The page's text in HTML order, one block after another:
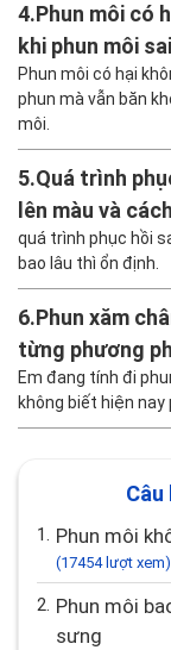
4.Phun môi có
khi phun môi
Phun môi có hại
phun mà vẫn băn
môi.
5.Quá trình
lên màu và
quá trình phục hồi
bao lâu thì ổn định.
6.Phun xăm
từng phương
Em đang tính đi
không biết hiện nay
1. Phun môi
(17454 lượt xem)
2. Phun môi bao lâu hết sưng? Cần làm gì nhanh hết
sưng